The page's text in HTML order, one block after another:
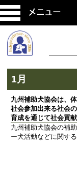
メニュー
1月
九州補助犬協会は、
社会参加出来る社会
育成を通じて社会貢
九州補助犬協会の補
ー犬活動などに関す